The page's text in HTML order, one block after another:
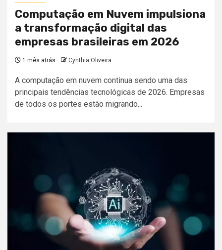
Computação em Nuvem impulsiona
a transformação digital das
empresas brasileiras em 2026
1 mês atrás Cynthia Oliveira
A computação em nuvem continua sendo uma das
principais tendências tecnológicas de 2026. Empresas
de todos os portes estão migrando...